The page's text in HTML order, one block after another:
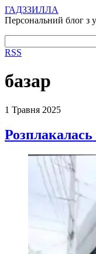
ГАДЗЗИЛЛА
Персональний блог з
RSS
базар
1 Травня 2025
Розплакалась